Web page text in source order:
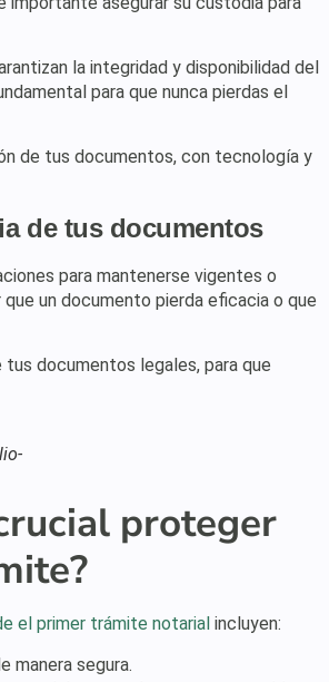
la integridad y disponibilidad del
para que nunca pierdas el
de tus documentos, con tecnología y
de tus documentos
para mantenerse vigentes o
un documento pierda eficacia o que
documentos legales, para que
proteger
el primer trámite notarial incluyen:
manera segura.